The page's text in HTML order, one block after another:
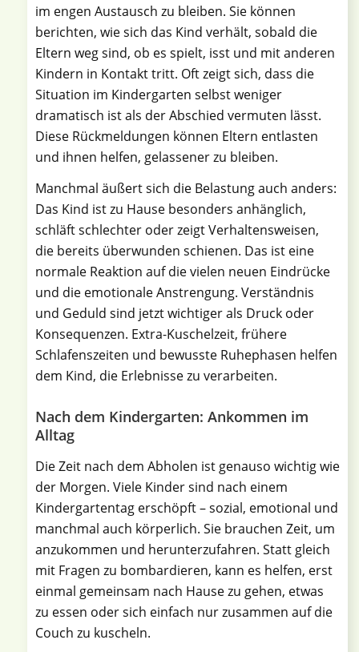
im engen Austausch zu bleiben. Sie können
berichten, wie sich das Kind verhält, sobald die
Eltern weg sind, ob es spielt, isst und mit anderen
Kindern in Kontakt tritt. Oft zeigt sich, dass die
Situation im Kindergarten selbst weniger
dramatisch ist als der Abschied vermuten lässt.
Diese Rückmeldungen können Eltern entlasten
und ihnen helfen, gelassener zu bleiben.
Manchmal äußert sich die Belastung auch anders:
Das Kind ist zu Hause besonders anhänglich,
schläft schlechter oder zeigt Verhaltensweisen,
die bereits überwunden schienen. Das ist eine
normale Reaktion auf die vielen neuen Eindrücke
und die emotionale Anstrengung. Verständnis
und Geduld sind jetzt wichtiger als Druck oder
Konsequenzen. Extra-Kuschelzeit, frühere
Schlafenszeiten und bewusste Ruhephasen helfen
dem Kind, die Erlebnisse zu verarbeiten.
Nach dem Kindergarten: Ankommen im
Alltag
Die Zeit nach dem Abholen ist genauso wichtig wie
der Morgen. Viele Kinder sind nach einem
Kindergartentag erschöpft – sozial, emotional und
manchmal auch körperlich. Sie brauchen Zeit, um
anzukommen und herunterzufahren. Statt gleich
mit Fragen zu bombardieren, kann es helfen, erst
einmal gemeinsam nach Hause zu gehen, etwas
zu essen oder sich einfach nur zusammen auf die
Couch zu kuscheln.